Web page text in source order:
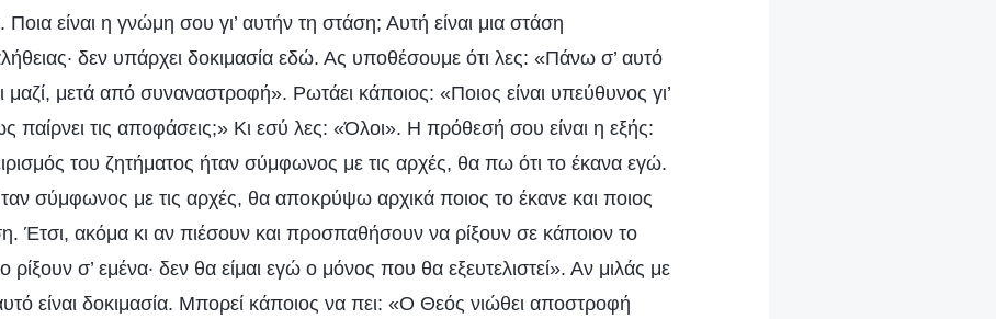
είναι η γνώμη σου γι’ αυτήν τη στάση; Αυτή είναι μια στάση
δεν υπάρχει δοκιμασία εδώ. Ας υποθέσουμε ότι λες: «Πάνω σ’ αυτό
μαζί, μετά από συναναστροφή». Ρωτάει κάποιος: «Ποιος είναι υπεύθυνος γι’
παίρνει τις αποφάσεις;» Κι εσύ λες: «Όλοι». Η πρόθεσή σου είναι η εξής:
του ζητήματος ήταν σύμφωνος με τις αρχές, θα πω ότι το έκανα εγώ.
σύμφωνος με τις αρχές, θα αποκρύψω αρχικά ποιος το έκανε και ποιος
Έτσι, ακόμα κι αν πιέσουν και προσπαθήσουν να ρίξουν σε κάποιον το
ρίξουν σ’ εμένα· δεν θα είμαι εγώ ο μόνος που θα εξευτελιστεί». Αν μιλάς με
είναι δοκιμασία. Μπορεί κάποιος να πει: «Ο Θεός νιώθει αποστροφή